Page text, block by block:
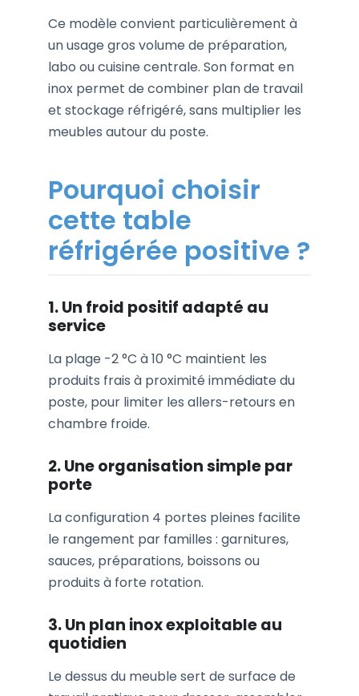
Ce modèle convient particulièrement à
un usage gros volume de préparation,
labo ou cuisine centrale. Son format en
inox permet de combiner plan de travail
et stockage réfrigéré, sans multiplier les
meubles autour du poste.
Pourquoi choisir
cette table
réfrigérée positive ?
1. Un froid positif adapté au
service
La plage -2 °C à 10 °C maintient les
produits frais à proximité immédiate du
poste, pour limiter les allers-retours en
chambre froide.
2. Une organisation simple par
porte
La configuration 4 portes pleines facilite
le rangement par familles : garnitures,
sauces, préparations, boissons ou
produits à forte rotation.
3. Un plan inox exploitable au
quotidien
Le dessus du meuble sert de surface de